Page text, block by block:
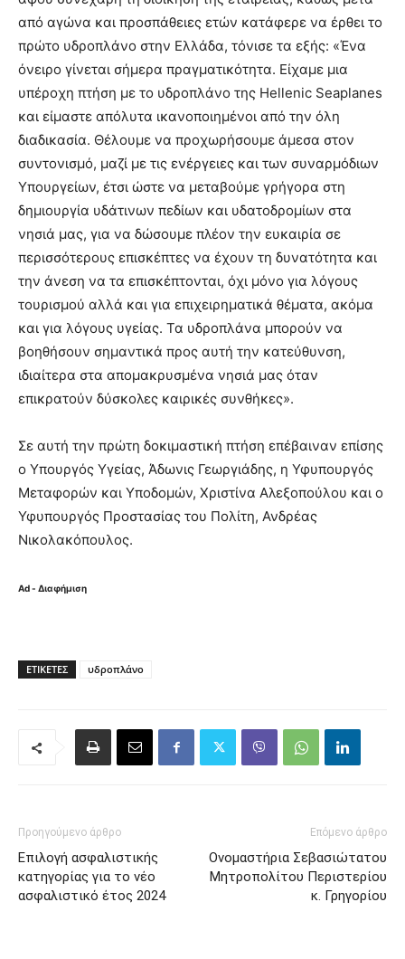
από αγώνα και προσπάθειες ετών κατάφερε να έρθει το
πρώτο υδροπλάνο στην Ελλάδα, τόνισε τα εξής: «Ένα
όνειρο γίνεται σήμερα πραγματικότητα. Είχαμε μια
υπέροχη πτήση με το υδροπλάνο της Hellenic Seaplanes
και είμαστε απόλυτα ικανοποιημένοι από την όλη
διαδικασία. Θέλουμε να προχωρήσουμε άμεσα στον
συντονισμό, μαζί με τις ενέργειες και των συναρμόδιων
Υπουργείων, έτσι ώστε να μεταβούμε γρήγορα στη
δημιουργία υδάτινων πεδίων και υδατοδρομίων στα
νησιά μας, για να δώσουμε πλέον την ευκαιρία σε
περισσότερους επισκέπτες να έχουν τη δυνατότητα και
την άνεση να τα επισκέπτονται, όχι μόνο για λόγους
τουρισμού αλλά και για επιχειρηματικά θέματα, ακόμα
και για λόγους υγείας. Τα υδροπλάνα μπορούν να
βοηθήσουν σημαντικά προς αυτή την κατεύθυνση,
ιδιαίτερα στα απομακρυσμένα νησιά μας όταν
επικρατούν δύσκολες καιρικές συνθήκες».
Σε αυτή την πρώτη δοκιμαστική πτήση επέβαιναν επίσης
ο Υπουργός Υγείας, Άδωνις Γεωργιάδης, η Υφυπουργός
Μεταφορών και Υποδομών, Χριστίνα Αλεξοπούλου και ο
Υφυπουργός Προστασίας του Πολίτη, Ανδρέας
Νικολακόπουλος.
Ad - Διαφήμιση
ΕΤΙΚΈΤΕΣ υδροπλάνο
Προηγούμενο άρθρο
Eπιλογή ασφαλιστικής
κατηγορίας για το νέο
ασφαλιστικό έτος 2024
Επόμενο άρθρο
Ονομαστήρια Σεβασιώτατου
Μητροπολίτου Περιστερίου
κ. Γρηγορίου